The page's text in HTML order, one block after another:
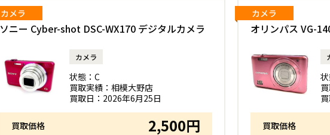
ソニー Cyber-shot DSC-WX170 デジタルカメラ
カメラ
状態：C
買取実績：相模大野店
買取日： 2026年6月25日
買取価格 2,500円
カメラ
オリンパス VG-
状
買取価格
カメラ